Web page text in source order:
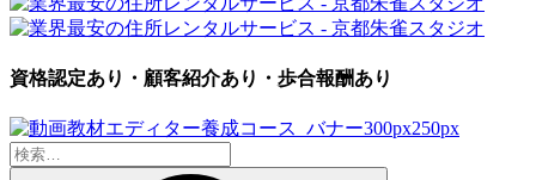
資格認定あり・顧客紹介あり・歩合報酬あり
検